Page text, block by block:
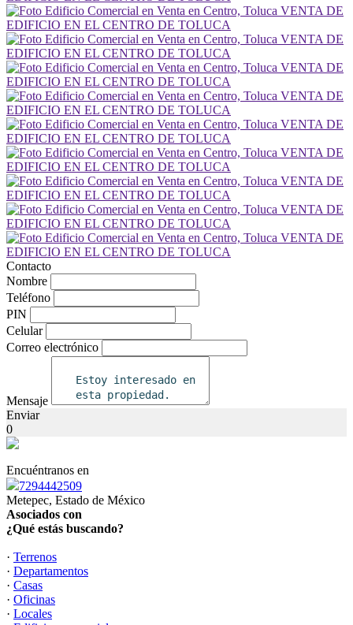
Contacto
Nombre
Teléfono
PIN
Celular
Correo electrónico
Mensaje
Enviar
0
Encuéntranos en
7294442509
Metepec, Estado de México
Asociados con
¿Qué estás buscando?
· Terrenos
· Departamentos
· Casas
· Oficinas
· Locales